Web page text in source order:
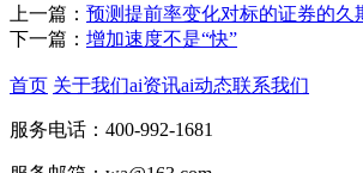
上一篇： 预测提前率变化对标的证券的久
下一篇： 增加速度不是“快”
首页 关于我们ai资讯ai动态联系我们
服务电话：400-992-1681